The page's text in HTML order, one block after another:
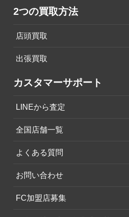
2つの買取方法
店頭買取
出張買取
カスタマーサポート
LINEから査定
全国店舗一覧
よくある質問
お問い合わせ
FC加盟店募集